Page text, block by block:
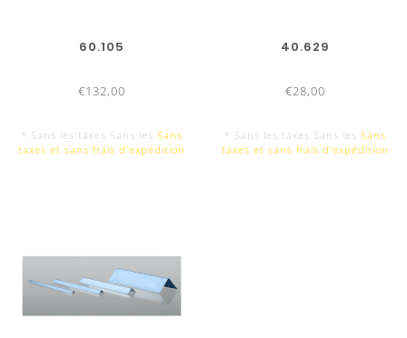
500 mm
200 mm
60.105
€132,00
* Sans les taxes Sans les Sans
taxes et sans frais d‘expédition
40.629
€28,00
* Sans les taxes Sans les Sans
taxes et sans frais d‘expédition